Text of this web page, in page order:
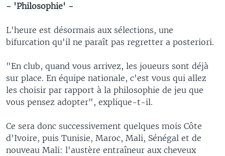
- 'Philosophie' -
L'heure est désormais aux sélections, une
bifurcation qu'il ne paraît pas regretter a posteriori.
"En club, quand vous arrivez, les joueurs sont déjà
sur place. En équipe nationale, c'est vous qui allez
les choisir par rapport à la philosophie de jeu que
vous pensez adopter", explique-t-il.
Ce sera donc successivement quelques mois Côte
d'Ivoire, puis Tunisie, Maroc, Mali, Sénégal et de
nouveau Mali: l'austère entraîneur aux cheveux